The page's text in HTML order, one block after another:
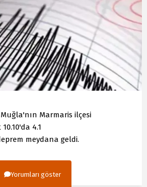
Muğla'nın Marmaris ilçesi
4.1
meydana geldi.
Yorumları göster